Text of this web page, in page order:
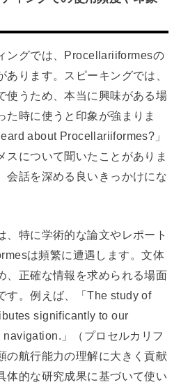
ングでは、Procellariiformesの
ります。スピーキングでは、
使うため、本当に興味がある場
た時に使うと印象が強まりま
about Procellariiformes?」
スについて聞いたことがありま
会話を深める良いきっかけにな
、特に学術的な論文やレポート
は頻繁に遭遇します。文体
、正確な情報を求められる場面
す。例えば、「The study of
significantly to our
」（プロセルカリフ
の航行能力の理解に大きく貢献
体的な研究成果に基づいて使い